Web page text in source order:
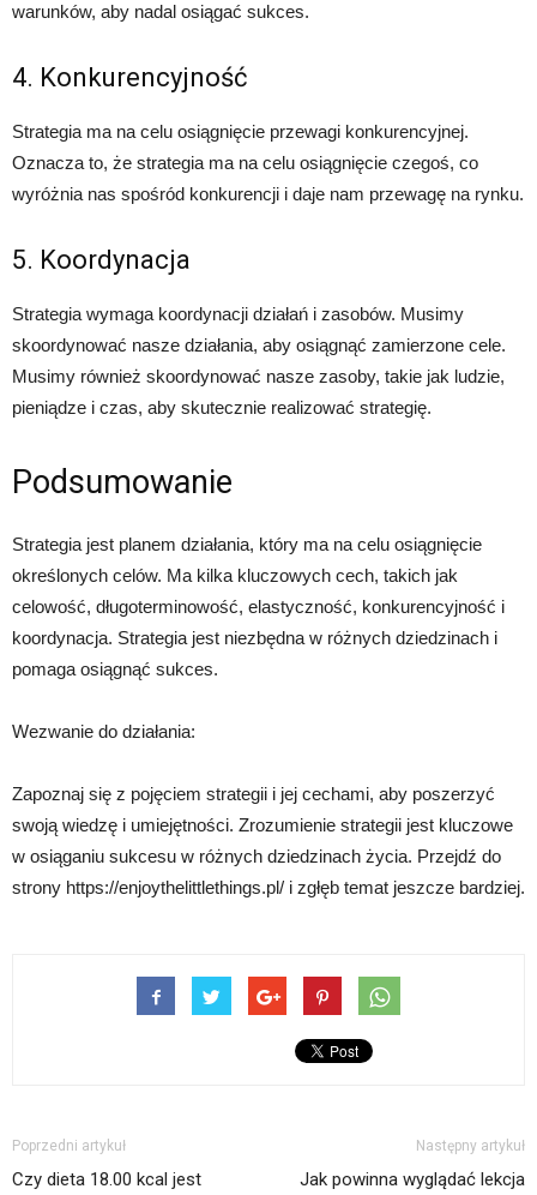
warunków, aby nadal osiągać sukces.
4. Konkurencyjność
Strategia ma na celu osiągnięcie przewagi konkurencyjnej.
Oznacza to, że strategia ma na celu osiągnięcie czegoś, co
wyróżnia nas spośród konkurencji i daje nam przewagę na rynku.
5. Koordynacja
Strategia wymaga koordynacji działań i zasobów. Musimy
skoordynować nasze działania, aby osiągnąć zamierzone cele.
Musimy również skoordynować nasze zasoby, takie jak ludzie,
pieniądze i czas, aby skutecznie realizować strategię.
Podsumowanie
Strategia jest planem działania, który ma na celu osiągnięcie
określonych celów. Ma kilka kluczowych cech, takich jak
celowość, długoterminowość, elastyczność, konkurencyjność i
koordynacja. Strategia jest niezbędna w różnych dziedzinach i
pomaga osiągnąć sukces.
Wezwanie do działania:
Zapoznaj się z pojęciem strategii i jej cechami, aby poszerzyć
swoją wiedzę i umiejętności. Zrozumienie strategii jest kluczowe
w osiąganiu sukcesu w różnych dziedzinach życia. Przejdź do
strony https://enjoythelittlethings.pl/ i zgłęb temat jeszcze bardziej.
Poprzedni artykuł
Czy dieta 18.00 kcal jest
Następny artykuł
Jak powinna wyglądać lekcja